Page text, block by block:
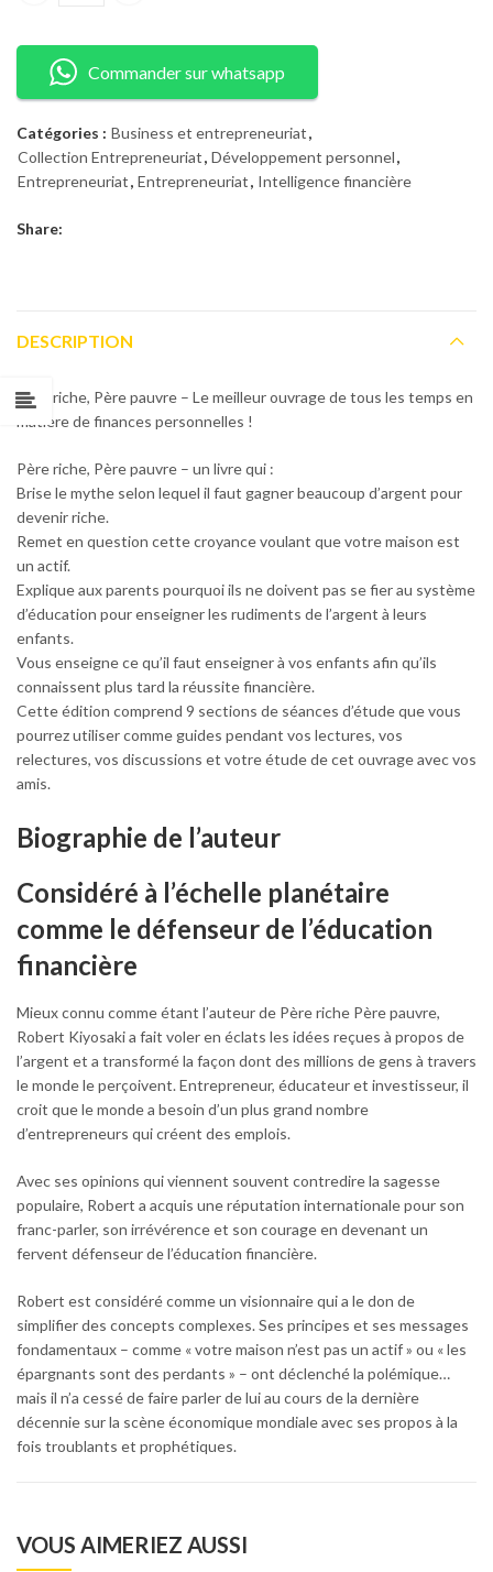
Commander sur whatsapp
Catégories : Business et entrepreneuriat,
Collection Entrepreneuriat, Développement personnel,
Entrepreneuriat, Entrepreneuriat, Intelligence financière
Share:
DESCRIPTION
Père riche, Père pauvre – Le meilleur ouvrage de tous les temps en
matière de finances personnelles !
Père riche, Père pauvre – un livre qui :
Brise le mythe selon lequel il faut gagner beaucoup d’argent pour
devenir riche.
Remet en question cette croyance voulant que votre maison est
un actif.
Explique aux parents pourquoi ils ne doivent pas se fier au système
d’éducation pour enseigner les rudiments de l’argent à leurs
enfants.
Vous enseigne ce qu’il faut enseigner à vos enfants afin qu’ils
connaissent plus tard la réussite financière.
Cette édition comprend 9 sections de séances d’étude que vous
pourrez utiliser comme guides pendant vos lectures, vos
relectures, vos discussions et votre étude de cet ouvrage avec vos
amis.
Biographie de l’auteur
Considéré à l’échelle planétaire
comme le défenseur de l’éducation
financière
Mieux connu comme étant l’auteur de Père riche Père pauvre,
Robert Kiyosaki a fait voler en éclats les idées reçues à propos de
l’argent et a transformé la façon dont des millions de gens à travers
le monde le perçoivent. Entrepreneur, éducateur et investisseur, il
croit que le monde a besoin d’un plus grand nombre
d’entrepreneurs qui créent des emplois.
Avec ses opinions qui viennent souvent contredire la sagesse
populaire, Robert a acquis une réputation internationale pour son
franc-parler, son irrévérence et son courage en devenant un
fervent défenseur de l’éducation financière.
Robert est considéré comme un visionnaire qui a le don de
simplifier des concepts complexes. Ses principes et ses messages
fondamentaux – comme « votre maison n’est pas un actif » ou « les
épargnants sont des perdants » – ont déclenché la polémique…
mais il n’a cessé de faire parler de lui au cours de la dernière
décennie sur la scène économique mondiale avec ses propos à la
fois troublants et prophétiques.
VOUS AIMERIEZ AUSSI